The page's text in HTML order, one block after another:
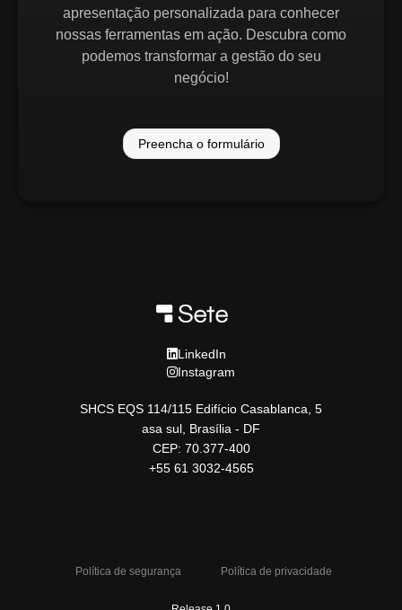
apresentação personalizada para conhecer
nossas ferramentas em ação. Descubra como
podemos transformar a gestão do seu
negócio!
Preencha o formulário
LinkedIn
Instagram
SHCS EQS 114/115 Edifício Casablanca, 5
asa sul, Brasília - DF
CEP: 70.377-400
+55 61 3032-4565
Política de segurança Política de privacidade